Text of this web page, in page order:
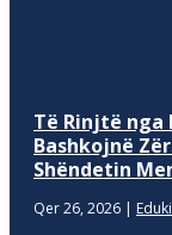
Të Rinjtë nga
Bashkojnë
Shëndetin
Qer 26, 2026 |